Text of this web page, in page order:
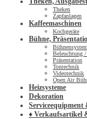
Theken
Zapfanlagen
Kaffeemaschinen
Kochgeräte
Bühne,
Beleuchtung
Präsentation
Tontechnik
Videotechnik
Open Air
Heizsysteme
Dekoration
♦ Verkaufsartikel